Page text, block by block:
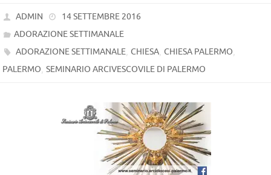
ADMIN
14 SETTEMBRE 2016
ADORAZIONE SETTIMANALE
ADORAZIONE SETTIMANALE,CHIESA,CHIESA PALERMO,
PALERMO, SEMINARIO ARCIVESCOVILE DI PALERMO